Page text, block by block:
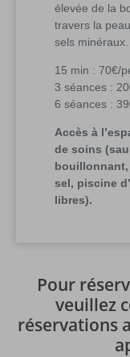
élevée de la
travers la
sels minéraux.
15 min : 70€/
3 séances :
6 séances :
Accès à
de soins
bouillonnant,
sel, piscine
libres).
Pour
veuillez
réservations